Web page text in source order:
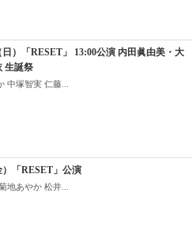
日）「RESET」 13:00公演 内田眞由美・大
生誕祭
中塚智実 仁藤...
）「RESET」公演
地あやか 松井...